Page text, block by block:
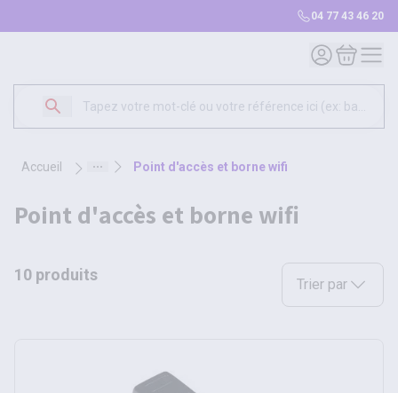
04 77 43 46 20
Mon compte
Mon
accueil point d'accès et borne wifi
point d'accès et borne wifi
10 produits
Trier par